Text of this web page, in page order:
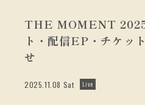
THE MOMENT 2025
ト・配信EP・チケッ
せ
2025.11.08 Sat Live